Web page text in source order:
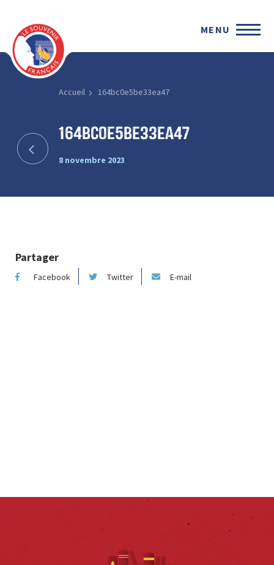
MENU
Accueil 164bc0e5be33ea47
164bc0e5be33ea47
8 novembre 2023
Partager
Facebook Twitter E-mail